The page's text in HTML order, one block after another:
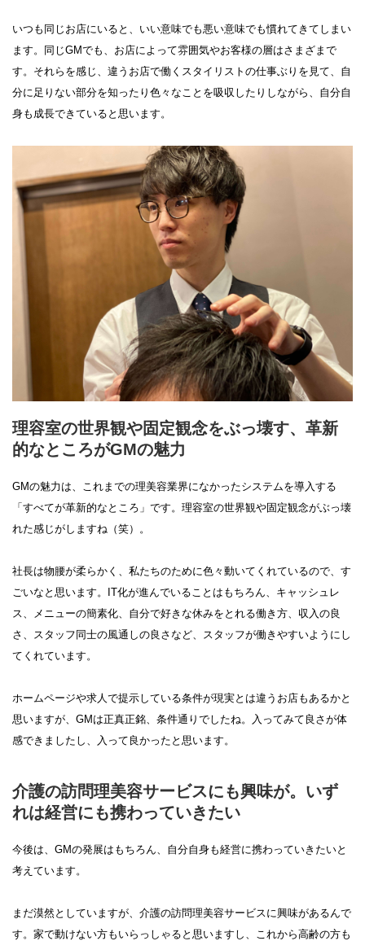
いつも同じお店にいると、いい意味でも悪い意味でも慣れてきてしまい
ます。同じGMでも、お店によって雰囲気やお客様の層はさまざまで
す。それらを感じ、違うお店で働くスタイリストの仕事ぶりを見て、自
分に足りない部分を知ったり色々なことを吸収したりしながら、自分自
身も成長できていると思います。
理容室の世界観や固定観念をぶっ壊す、革新
的なところがGMの魅力
GMの魅力は、これまでの理美容業界になかったシステムを導入する
「すべてが革新的なところ」です。理容室の世界観や固定観念がぶっ壊
れた感じがしますね（笑）。
社長は物腰が柔らかく、私たちのために色々動いてくれているので、す
ごいなと思います。IT化が進んでいることはもちろん、キャッシュレ
ス、メニューの簡素化、自分で好きな休みをとれる働き方、収入の良
さ、スタッフ同士の風通しの良さなど、スタッフが働きやすいようにし
てくれています。
ホームページや求人で提示している条件が現実とは違うお店もあるかと
思いますが、GMは正真正銘、条件通りでしたね。入ってみて良さが体
感できましたし、入って良かったと思います。
介護の訪問理美容サービスにも興味が。いず
れは経営にも携わっていきたい
今後は、GMの発展はもちろん、自分自身も経営に携わっていきたいと
考えています。
まだ漠然としていますが、介護の訪問理美容サービスに興味があるんで
す。家で動けない方もいらっしゃると思いますし、これから高齢の方も